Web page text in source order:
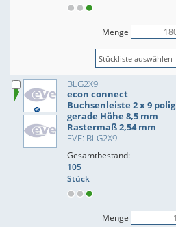
Menge
BLG2X9
econ connect
Buchsenleiste 2 x 9 polig
gerade Höhe 8,5 mm
Rastermaß 2,54 mm
EVE: BLG2X9
Gesamtbestand:
105
Stück
Menge